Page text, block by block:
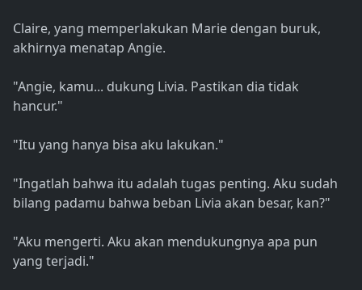
Claire, yang memperlakukan Marie dengan buruk,
akhirnya menatap Angie.
"Angie, kamu... dukung Livia. Pastikan dia tidak
hancur."
"Itu yang hanya bisa aku lakukan."
"Ingatlah bahwa itu adalah tugas penting. Aku sudah
bilang padamu bahwa beban Livia akan besar, kan?"
"Aku mengerti. Aku akan mendukungnya apa pun
yang terjadi."